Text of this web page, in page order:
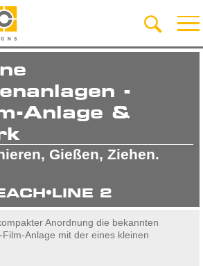
-
Anlage &
Gießen, Ziehen.
2
Anordnung die bekannten
Anlage mit der eines kleinen